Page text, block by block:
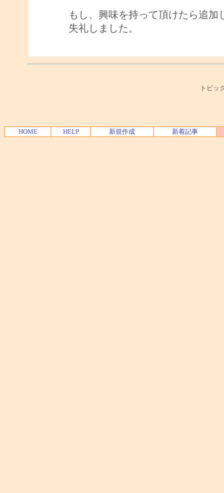
もし、興味を持って頂けたら追加
失礼しました。
トピッ
HOME HELP 新規作成 新着記事